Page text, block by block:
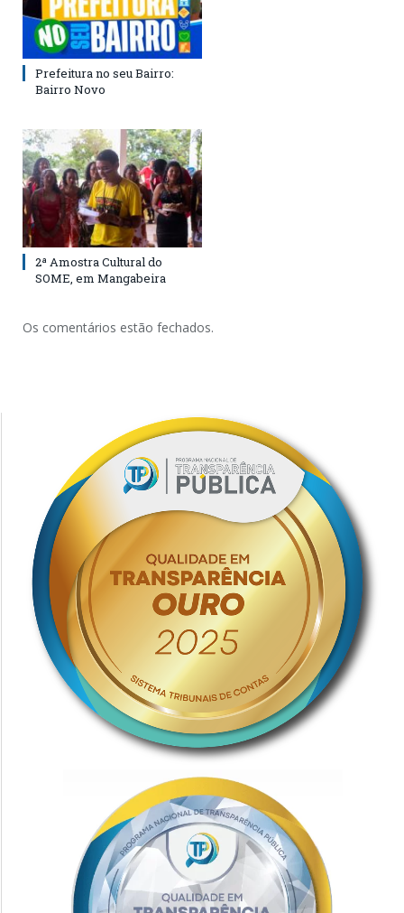
Prefeitura no seu Bairro:
Bairro Novo
2ª Amostra Cultural do
SOME, em Mangabeira
Os comentários estão fechados.